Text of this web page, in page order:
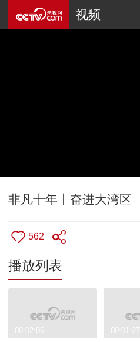
视频
非凡十年丨奋进大湾区
562
播放列表
00:02:06 00:01:27